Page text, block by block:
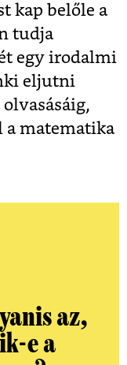
kap belőle a
tudja
egy irodalmi
eljutni
a matematika
az,
e a